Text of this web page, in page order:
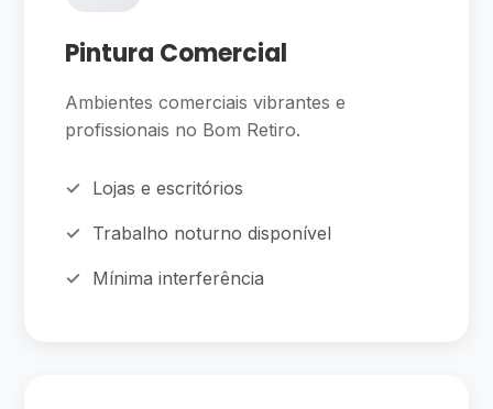
Pintura Comercial
Ambientes comerciais vibrantes e
profissionais no Bom Retiro.
Lojas e escritórios
Trabalho noturno disponível
Mínima interferência